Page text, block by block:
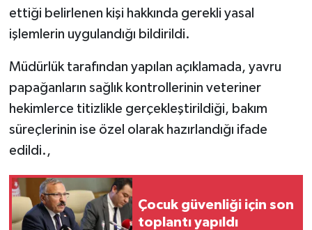
ettiği belirlenen kişi hakkında gerekli yasal
işlemlerin uygulandığı bildirildi.
Müdürlük tarafından yapılan açıklamada, yavru
papağanların sağlık kontrollerinin veteriner
hekimlerce titizlikle gerçekleştirildiği, bakım
süreçlerinin ise özel olarak hazırlandığı ifade
edildi.,
Çocuk güvenliği için son
toplantı yapıldı